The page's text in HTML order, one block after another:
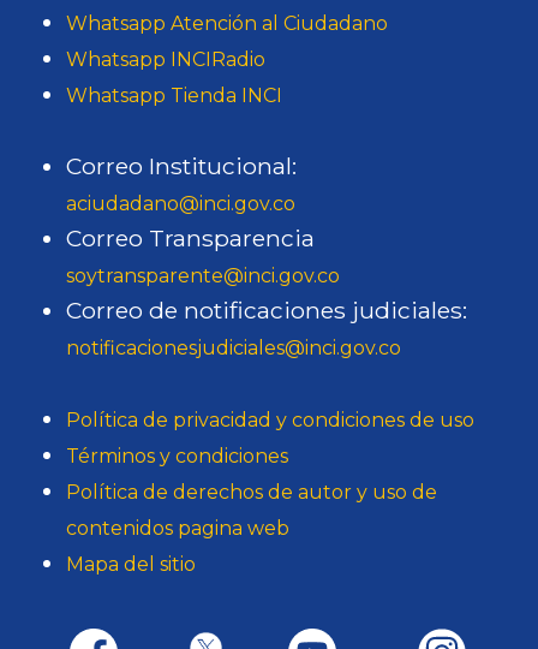
Whatsapp Atención al Ciudadano
Whatsapp INCIRadio
Whatsapp Tienda INCI
Correo Institucional:
aciudadano@inci.gov.co
Correo Transparencia
soytransparente@inci.gov.co
Correo de notificaciones judiciales:
notificacionesjudiciales@inci.gov.co
Política de privacidad y condiciones de uso
Términos y condiciones
Política de derechos de autor y uso de
contenidos pagina web
Mapa del sitio